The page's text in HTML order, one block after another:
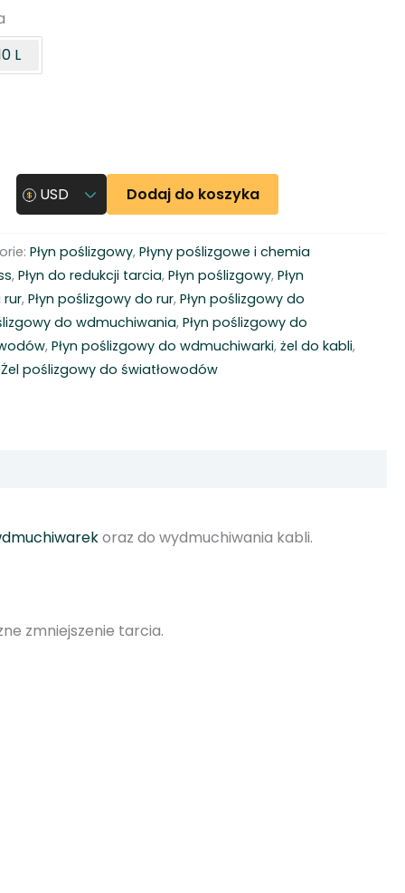
L
USD Dodaj do koszyka
Płyn poślizgowy,Płyny poślizgowe i chemia
,Płyn do redukcji tarcia,Płyn poślizgowy,Płyn
rur,Płyn poślizgowy do rur,Płyn poślizgowy do
do wdmuchiwania,Płyn poślizgowy do
,Płyn poślizgowy do wdmuchiwarki,żel do kabli,
Żel poślizgowy do światłowodów
oraz do wydmuchiwania kabli.
zmniejszenie tarcia.